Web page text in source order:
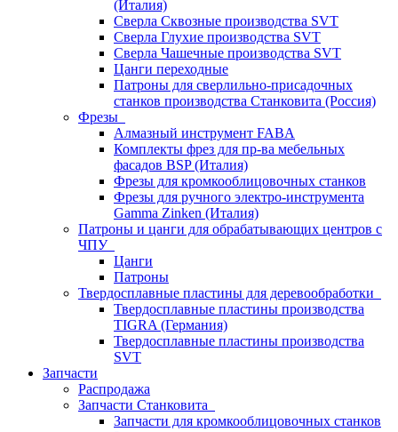
(Италия)
Сверла Сквозные производства SVT
Сверла Глухие производства SVT
Сверла Чашечные производства SVT
Цанги переходные
Патроны для сверлильно-присадочных
станков производства Станковита (Россия)
Фрезы
Алмазный инструмент FABA
Комплекты фрез для пр-ва мебельных
фасадов BSP (Италия)
Фрезы для кромкооблицовочных станков
Фрезы для ручного электро-инструмента
Gamma Zinken (Италия)
Патроны и цанги для обрабатывающих центров с
ЧПУ
Цанги
Патроны
Твердосплавные пластины для деревообработки
Твердосплавные пластины производства
TIGRA (Германия)
Твердосплавные пластины производства
SVT
Запчасти
Распродажа
Запчасти Станковита
Запчасти для кромкооблицовочных станков